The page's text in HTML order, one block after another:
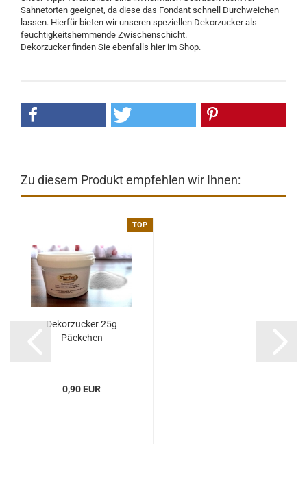
Sahnetorten geeignet, da diese das Fondant schnell Durchweichen
lassen. Hierfür bieten wir unseren speziellen Dekorzucker als
feuchtigkeitshemmende Zwischenschicht.
Dekorzucker finden Sie ebenfalls hier im Shop.
Zu diesem Produkt empfehlen wir Ihnen:
TOP
Dekorzucker 25g
Päckchen
0,90 EUR